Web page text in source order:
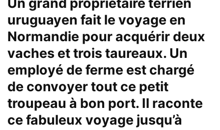
uruguayen fait le voyage en
Normandie pour acquérir deux
vaches et trois taureaux. Un
employé de ferme est chargé
de convoyer tout ce petit
troupeau à bon port. Il raconte
ce fabuleux voyage jusqu’à